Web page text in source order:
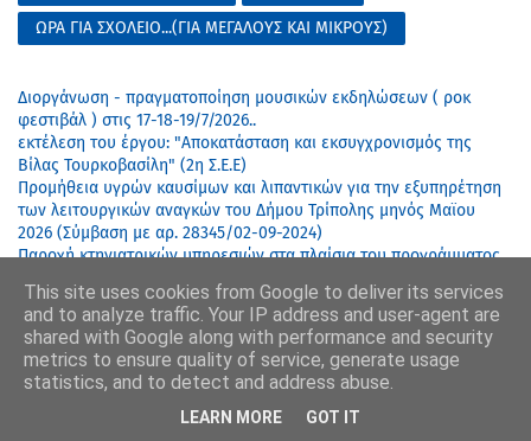
ΩΡΑ ΓΙΑ ΣΧΟΛΕΙΟ...(ΓΙΑ ΜΕΓΑΛΟΥΣ ΚΑΙ ΜΙΚΡΟΥΣ)
Διοργάνωση - πραγματοποίηση μουσικών εκδηλώσεων ( ροκ
φεστιβάλ ) στις 17-18-19/7/2026..
εκτέλεση του έργου: "Αποκατάσταση και εκσυγχρονισμός της
Βίλας Τουρκοβασίλη" (2η Σ.Ε.Ε)
Προμήθεια υγρών καυσίμων και λιπαντικών για την εξυπηρέτηση
των λειτουργικών αναγκών του Δήμου Τρίπολης μηνός Μαϊου
2026 (Σύμβαση με αρ. 28345/02-09-2024)
Παροχή κτηνιατρικών υπηρεσιών στα πλαίσια του προγράμματος
για το διάστημα από 4/6/2026 - 3/7/2026.. (Αριθ. μελέτης 25/2026 -
Συμβ. 12502/4-5-2026 - 3Η ΠΙΣΤΟΠΟΙΗΣΗ ΕΡΓΑΣΙΩΝ)
Έγκριση δαπανών που έχουν γίνει από την παγία προκαταβολή για
Αποδοχή επιχορήγησης.
This site uses cookies from Google to deliver its services
and to analyze traffic. Your IP address and user-agent are
shared with Google along with performance and security
metrics to ensure quality of service, generate usage
statistics, and to detect and address abuse.
LEARN MORE GOT IT